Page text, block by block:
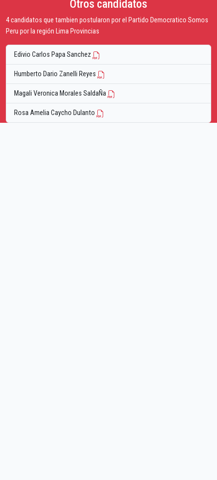
Otros candidatos
4 candidatos que tambien postularon por el Partido Democratico Somos
Peru por la región Lima Provincias
Edivio Carlos Papa Sanchez
Humberto Dario Zanelli Reyes
Magali Veronica Morales SaldaÑa
Rosa Amelia Caycho Dulanto